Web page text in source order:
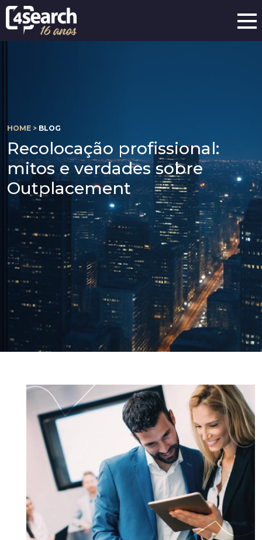
HOME > BLOG
Recolocação profissional:
mitos e verdades sobre
Outplacement